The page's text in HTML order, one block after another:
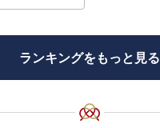
ランキングをもっと見る